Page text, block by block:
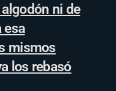
ni de
esa
mismos
los rebasó